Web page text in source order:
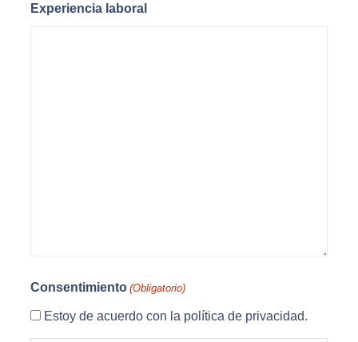
Experiencia laboral
Consentimiento (Obligatorio)
Estoy de acuerdo con la política de privacidad.